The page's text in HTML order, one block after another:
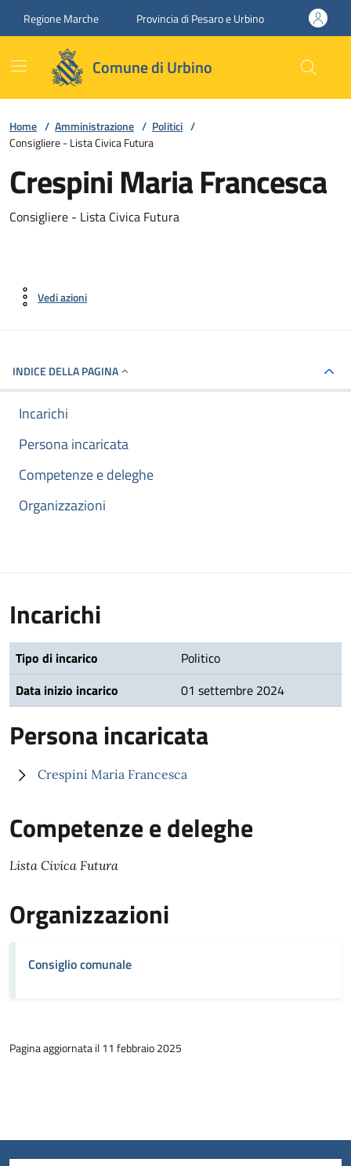
Regione Marche Provincia di Pesaro e Urbino
Comune di Urbino
Home / Amministrazione / Politici /
Consigliere - Lista Civica Futura
Crespini Maria Francesca
Consigliere - Lista Civica Futura
Vedi azioni
INDICE DELLA PAGINA
Incarichi
Persona incaricata
Competenze e deleghe
Organizzazioni
Incarichi
Tipo di incarico
Politico
Data inizio incarico
01 settembre 2024
Persona incaricata
Crespini Maria Francesca
Competenze e deleghe
Lista Civica Futura
Organizzazioni
Consiglio comunale
Pagina aggiornata il 11 febbraio 2025